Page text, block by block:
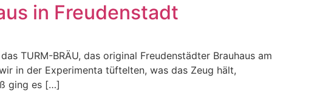
in Freudenstadt
TURM-BRÄU, das original Freudenstädter Brauhaus am
in der Experimenta tüftelten, was das Zeug hält,
ging es […]